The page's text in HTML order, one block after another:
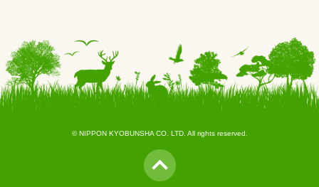
© NIPPON KYOBUNSHA CO. LTD. All rights reserved.